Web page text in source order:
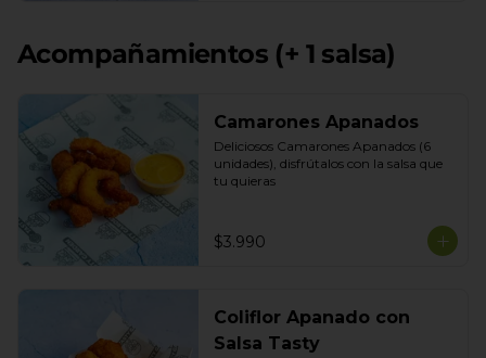
Acompañamientos (+ 1 salsa)
Camarones Apanados
Deliciosos Camarones Apanados (6
unidades), disfrútalos con la salsa que
tu quieras
$3.990
Coliflor Apanado con
Salsa Tasty